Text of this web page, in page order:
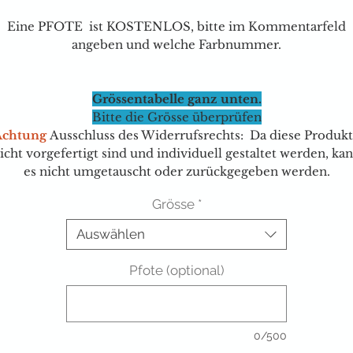
Eine PFOTE ist KOSTENLOS, bitte im Kommentarfeld
angeben und welche Farbnummer.
Grössentabelle ganz unten.
Bitte die Grösse überprüfen
Ausschluss des Widerrufsrechts: Da diese
vorgefertigt sind und individuell gestaltet werden,
es nicht umgetauscht oder zurückgegeben werden.
Grösse *
Auswählen
Pfote (optional)
0/500